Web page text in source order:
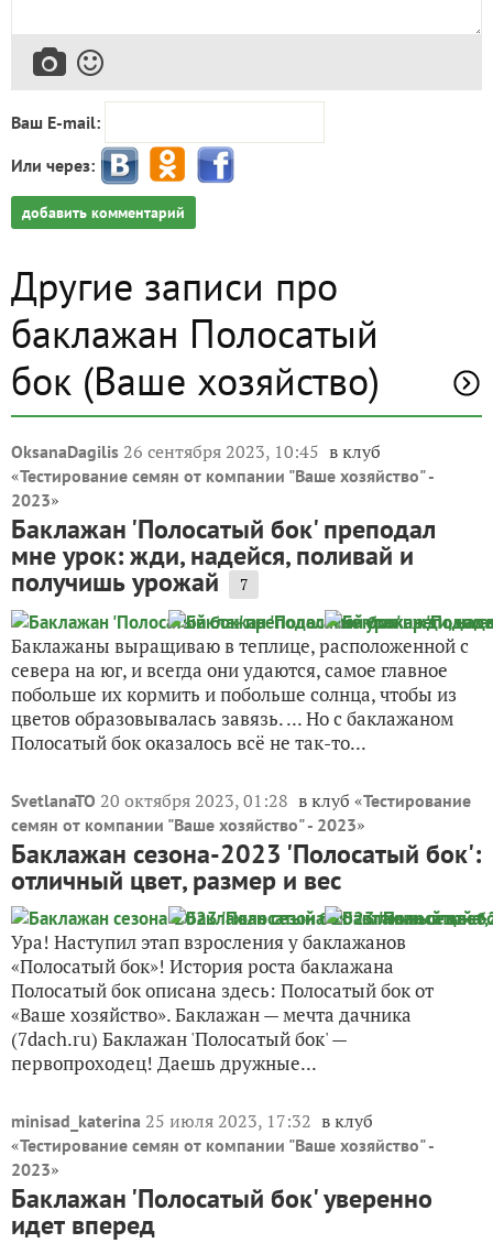
Ваш E-mail:
Или через:
добавить комментарий
Другие записи про
баклажан Полосатый
бок (Ваше хозяйство)
OksanaDagilis 26 сентября 2023, 10:45 в клуб
«Тестирование семян от компании "Ваше хозяйство" -
2023»
Баклажан 'Полосатый бок' преподал
мне урок: жди, надейся, поливай и
получишь урожай 7
Баклажаны выращиваю в теплице, расположенной с
севера на юг, и всегда они удаются, самое главное
побольше их кормить и побольше солнца, чтобы из
цветов образовывалась завязь. ... Но с баклажаном
Полосатый бок оказалось всё не так-то...
SvetlanaTO 20 октября 2023, 01:28 в клуб «Тестирование
семян от компании "Ваше хозяйство" - 2023»
Баклажан сезона-2023 'Полосатый бок':
отличный цвет, размер и вес
Ура! Наступил этап взросления у баклажанов
«Полосатый бок»! История роста баклажана
Полосатый бок описана здесь: Полосатый бок от
«Ваше хозяйство». Баклажан — мечта дачника
(7dach.ru) Баклажан 'Полосатый бок' —
первопроходец! Даешь дружные...
minisad_katerina 25 июля 2023, 17:32 в клуб
«Тестирование семян от компании "Ваше хозяйство" -
2023»
Баклажан 'Полосатый бок' уверенно
идет вперед